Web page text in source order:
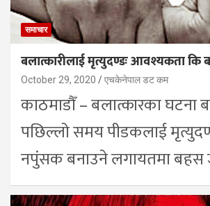
समाचार
बलात्कारीलाई मृत्युदण्डः आवश्यकता कि
October 29, 2020 एचकेनेपाल डट कम
काठमाडौँ – बलात्कारका घटना
पछिल्लो समय पीडकलाई
नपुंसक बनाउने लगायतमा बहस